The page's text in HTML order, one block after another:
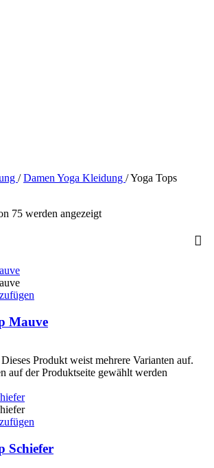
/ Damen Yoga Kleidung /Yoga Tops
75 werden angezeigt
Mauve
Dieses Produkt weist mehrere Varianten auf.
auf der Produktseite gewählt werden
Schiefer